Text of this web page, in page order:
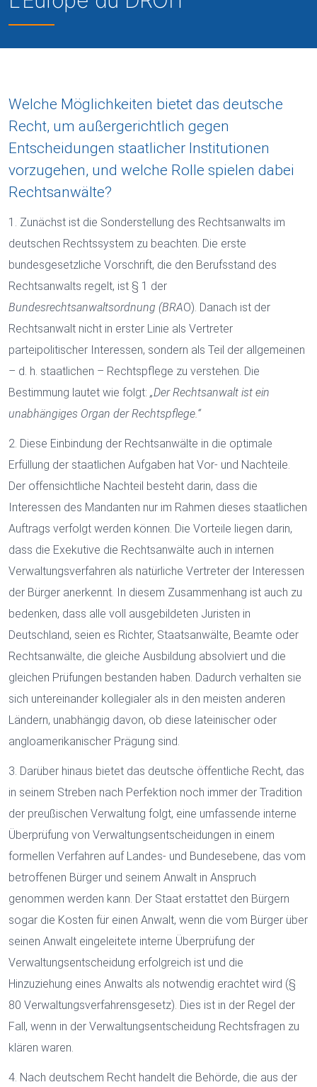
Welche Möglichkeiten bietet das deutsche
Recht, um außergerichtlich gegen
Entscheidungen staatlicher Institutionen
vorzugehen, und welche Rolle spielen dabei
Rechtsanwälte?
1. Zunächst ist die Sonderstellung des Rechtsanwalts im
deutschen Rechtssystem zu beachten. Die erste
bundesgesetzliche Vorschrift, die den Berufsstand des
Rechtsanwalts regelt, ist § 1 der
Bundesrechtsanwaltsordnung (BRAO). Danach ist der
Rechtsanwalt nicht in erster Linie als Vertreter
parteipolitischer Interessen, sondern als Teil der allgemeinen
– d. h. staatlichen – Rechtspflege zu verstehen. Die
Bestimmung lautet wie folgt: „Der Rechtsanwalt ist ein
unabhängiges Organ der Rechtspflege.“
2. Diese Einbindung der Rechtsanwälte in die optimale
Erfüllung der staatlichen Aufgaben hat Vor- und Nachteile.
Der offensichtliche Nachteil besteht darin, dass die
Interessen des Mandanten nur im Rahmen dieses staatlichen
Auftrags verfolgt werden können. Die Vorteile liegen darin,
dass die Exekutive die Rechtsanwälte auch in internen
Verwaltungsverfahren als natürliche Vertreter der Interessen
der Bürger anerkennt. In diesem Zusammenhang ist auch zu
bedenken, dass alle voll ausgebildeten Juristen in
Deutschland, seien es Richter, Staatsanwälte, Beamte oder
Rechtsanwälte, die gleiche Ausbildung absolviert und die
gleichen Prüfungen bestanden haben. Dadurch verhalten sie
sich untereinander kollegialer als in den meisten anderen
Ländern, unabhängig davon, ob diese lateinischer oder
angloamerikanischer Prägung sind.
3. Darüber hinaus bietet das deutsche öffentliche Recht, das
in seinem Streben nach Perfektion noch immer der Tradition
der preußischen Verwaltung folgt, eine umfassende interne
Überprüfung von Verwaltungsentscheidungen in einem
formellen Verfahren auf Landes- und Bundesebene, das vom
betroffenen Bürger und seinem Anwalt in Anspruch
genommen werden kann. Der Staat erstattet den Bürgern
sogar die Kosten für einen Anwalt, wenn die vom Bürger über
seinen Anwalt eingeleitete interne Überprüfung der
Verwaltungsentscheidung erfolgreich ist und die
Hinzuziehung eines Anwalts als notwendig erachtet wird (§
80 Verwaltungsverfahrensgesetz). Dies ist in der Regel der
Fall, wenn in der Verwaltungsentscheidung Rechtsfragen zu
klären waren.
4. Nach deutschem Recht handelt die Behörde, die aus der